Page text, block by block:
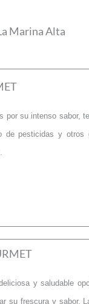
Marina Alta
por su intenso sabor,
de pesticidas y
y saludable
su frescura y sabor.